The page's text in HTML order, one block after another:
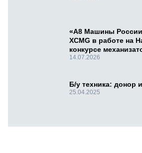
«А8 Машины России
XCMG в работе на
конкурсе
14.07.2026
Б/у техника: донор
25.04.2025